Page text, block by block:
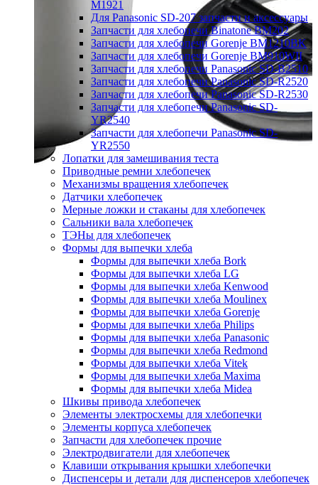
M1921
Для Panasonic SD-207 запчасти и аксессуары
Запчасти для хлебопечи Binatone BM202
Запчасти для хлебопечи Gorenje BM1210BK
Запчасти для хлебопечи Gorenje BM910WII
Запчасти для хлебопечи Panasonic SD-B2510
Запчасти для хлебопечи Panasonic SD-R2520
Запчасти для хлебопечи Panasonic SD-R2530
Запчасти для хлебопечи Panasonic SD-
YR2540
Запчасти для хлебопечи Panasonic SD-
YR2550
Лопатки для замешивания теста
Приводные ремни хлебопечек
Механизмы вращения хлебопечек
Датчики хлебопечек
Мерные ложки и стаканы для хлебопечек
Сальники вала хлебопечек
ТЭНы для хлебопечек
Формы для выпечки хлеба
Формы для выпечки хлеба Bork
Формы для выпечки хлеба LG
Формы для выпечки хлеба Kenwood
Формы для выпечки хлеба Moulinex
Формы для выпечки хлеба Gorenje
Формы для выпечки хлеба Philips
Формы для выпечки хлеба Panasonic
Формы для выпечки хлеба Redmond
Формы для выпечки хлеба Vitek
Формы для выпечки хлеба Maxima
Формы для выпечки хлеба Midea
Шкивы привода хлебопечек
Элементы электросхемы для хлебопечки
Элементы корпуса хлебопечек
Запчасти для хлебопечек прочие
Электродвигатели для хлебопечек
Клавиши открывания крышки хлебопечки
Диспенсеры и детали для диспенсеров хлебопечек